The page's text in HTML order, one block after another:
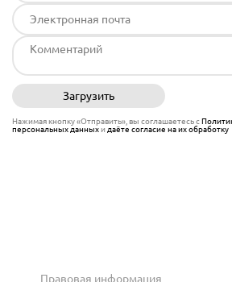
Загрузить
Нажимая кнопку «Отправить», вы соглашаетесь с
персональных данныхи даёте согласие на их обработку
Правовая информация